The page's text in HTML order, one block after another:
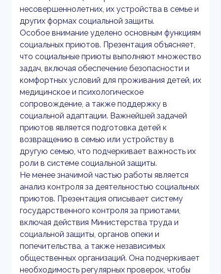
несовершеннолетних, их устройства в семье и
других формах социальной защиты.
Особое внимание уделено основным функциям
социальных приютов. Презентация объясняет,
что социальные приюты выполняют множество
задач, включая обеспечение безопасности и
комфортных условий для проживания детей, их
медицинское и психологическое
сопровождение, а также поддержку в
социальной адаптации. Важнейшей задачей
приютов является подготовка детей к
возвращению в семью или устройству в
другую семью, что подчеркивает важность их
роли в системе социальной защиты.
Не менее значимой частью работы является
анализ контроля за деятельностью социальных
приютов. Презентация описывает систему
государственного контроля за приютами,
включая действия Министерства труда и
социальной защиты, органов опеки и
попечительства, а также независимых
общественных организаций. Она подчеркивает
необходимость регулярных проверок, чтобы